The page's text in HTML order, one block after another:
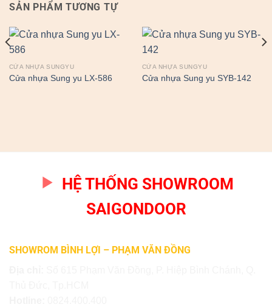
SẢN PHẨM TƯƠNG TỰ
CỬA NHỰA SUNGYU
Cửa nhựa Sung yu LX-586
CỬA NHỰA SUNGYU
Cửa nhựa Sung yu SYB-142
HỆ THỐNG SHOWROOM
SAIGONDOOR
SHOWROM BÌNH LỢI – PHẠM VĂN ĐỒNG